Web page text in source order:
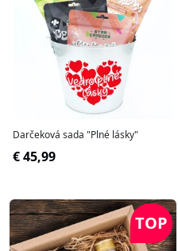
Darčeková sada "Plné lásky"
€ 45,99
TOP